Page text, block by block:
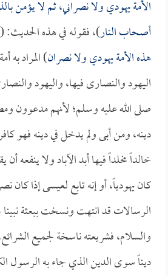
الأمة يهودي ولا نصراني، ثم لا يؤمن
أصحاب النار)، فقوله في هذه الحديث: (
هذه الأمة يهودي ولا نصران) المراد به
اليهود والنصارى فيها، واليهود
صلى الله عليه وسلم؛ لأنهم مدعوون
دينه، ومن أبى ولم يدخل في دينه فهو
خالداً مخلداً فيها أبد الآباد ولا ينفعه
كان يهودياً، أو إنه تابع لعيسى إذا كان
الرسالات قد انتهت ونسخت ببعثة
والسلام، فشريعته ناسخة لجميع
ديناً سوى الدين الذي جاء به الرسول